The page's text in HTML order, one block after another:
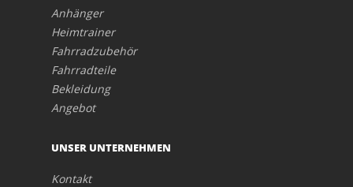
Anhänger
Heimtrainer
Fahrradzubehör
Fahrradteile
Bekleidung
Angebot
UNSER UNTERNEHMEN
Kontakt